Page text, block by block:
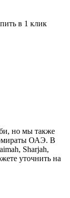
в 1 клик
но мы также
эмираты ОАЭ. В
Sharjah,
уточнить на